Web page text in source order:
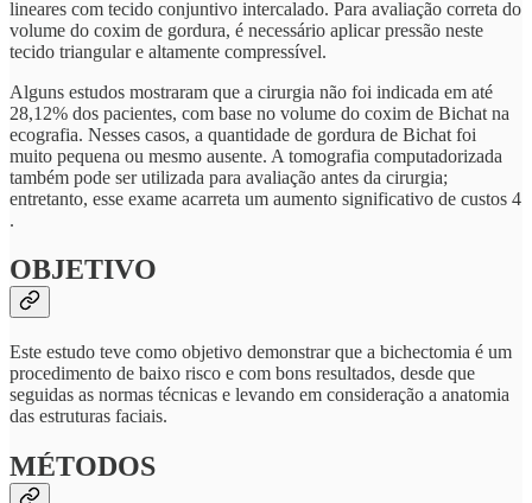
lineares com tecido conjuntivo intercalado. Para avaliação correta do
volume do coxim de gordura, é necessário aplicar pressão neste
tecido triangular e altamente compressível.
Alguns estudos mostraram que a cirurgia não foi indicada em até
28,12% dos pacientes, com base no volume do coxim de Bichat na
ecografia. Nesses casos, a quantidade de gordura de Bichat foi
muito pequena ou mesmo ausente. A tomografia computadorizada
também pode ser utilizada para avaliação antes da cirurgia;
entretanto, esse exame acarreta um aumento significativo de custos 4
.
OBJETIVO
Este estudo teve como objetivo demonstrar que a bichectomia é um
procedimento de baixo risco e com bons resultados, desde que
seguidas as normas técnicas e levando em consideração a anatomia
das estruturas faciais.
MÉTODOS